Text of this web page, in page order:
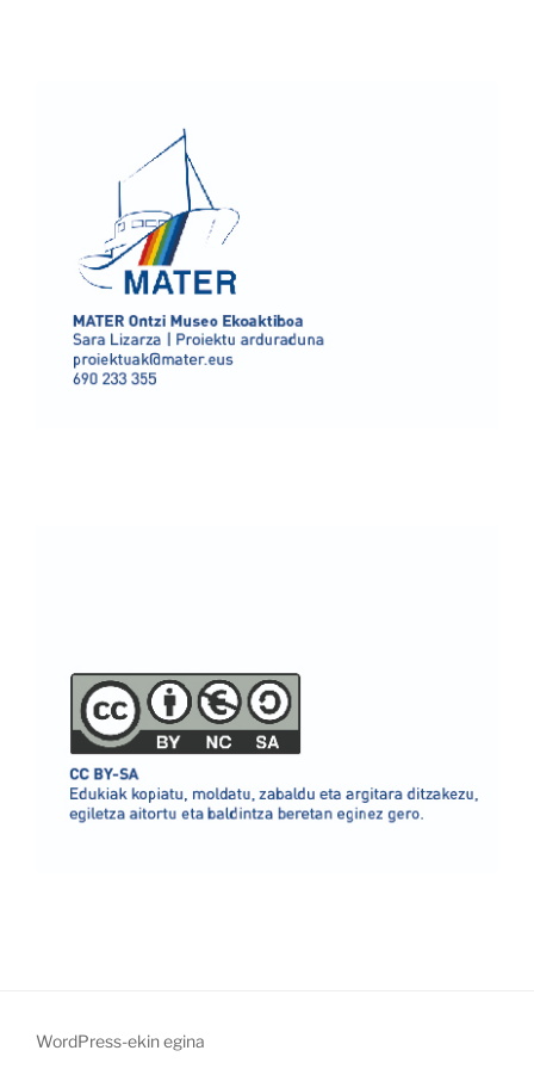
WordPress-ekin egina